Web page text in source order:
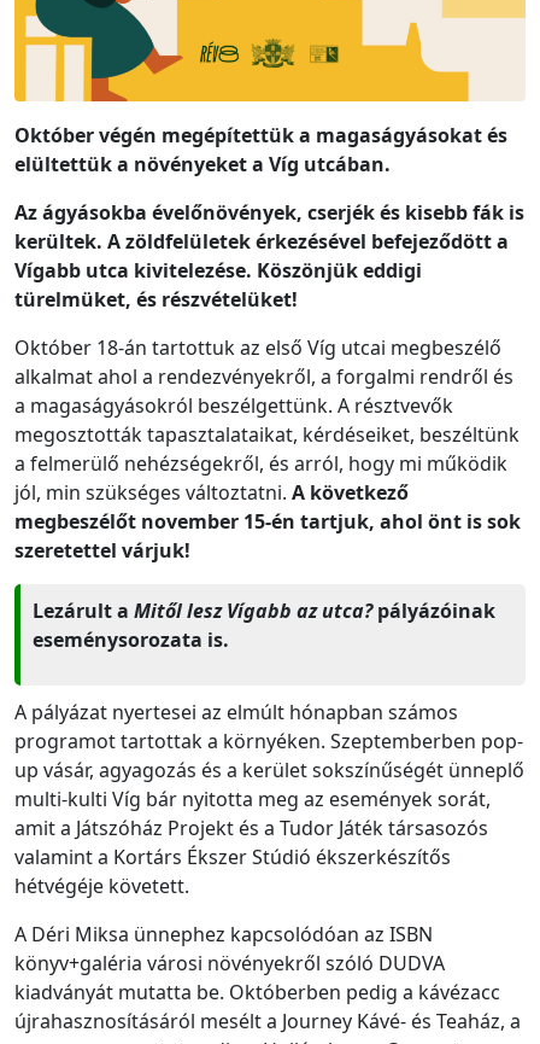
Október végén megépítettük a magaságyásokat és
elültettük a növényeket a Víg utcában.
Az ágyásokba évelőnövények, cserjék és kisebb fák is
kerültek. A zöldfelületek érkezésével befejeződött a
Vígabb utca kivitelezése. Köszönjük eddigi
türelmüket, és részvételüket!
Október 18-án tartottuk az első Víg utcai megbeszélő
alkalmat ahol a rendezvényekről, a forgalmi rendről és
a magaságyásokról beszélgettünk. A résztvevők
megosztották tapasztalataikat, kérdéseiket, beszéltünk
a felmerülő nehézségekről, és arról, hogy mi működik
jól, min szükséges változtatni. A következő
megbeszélőt november 15-én tartjuk, ahol önt is sok
szeretettel várjuk!
Lezárult a Mitől lesz Vígabb az utca?pályázóinak
eseménysorozata is.
A pályázat nyertesei az elmúlt hónapban számos
programot tartottak a környéken. Szeptemberben pop-
up vásár, agyagozás és a kerület sokszínűségét ünneplő
multi-kulti Víg bár nyitotta meg az események sorát,
amit a Játszóház Projekt és a Tudor Játék társasozós
valamint a Kortárs Ékszer Stúdió ékszerkészítős
hétvégéje követett.
A Déri Miksa ünnephez kapcsolódóan az ISBN
könyv+galéria városi növényekről szóló DUDVA
kiadványát mutatta be. Októberben pedig a kávézacc
újrahasznosításáról mesélt a Journey Kávé- és Teaház, a